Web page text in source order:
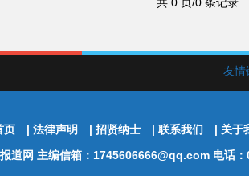
友
页 | 法律声明 | 招贤纳士 | 联系我们 | 关于
道网 主编信箱：1745606666@qq.com 电话